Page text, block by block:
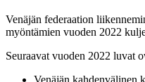
Venäjän federaation
myöntämien vuoden 2022
Seuraavat vuoden 2022 luvat
Venäjän kahdenvälinen